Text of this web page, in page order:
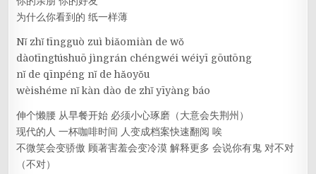
为什么你看到的 纸一样薄
Nǐ zhǐ tīngguò zuì biǎomiàn de wǒ
dàotīngtúshuō jìngrán chéngwéi wéiyī gōutōng
nǐ de qīnpéng nǐ de hǎoyǒu
wèishéme nǐ kàn dào de zhǐ yīyàng báo
伸个懒腰 从早餐开始 必须小心琢磨（大意会失荆州）
现代的人 一杯咖啡时间 人变成档案快速翻阅 唉
不微笑会变骄傲 顾著害羞会变冷漠 解释更多 会说你有鬼 对不对
（不对）